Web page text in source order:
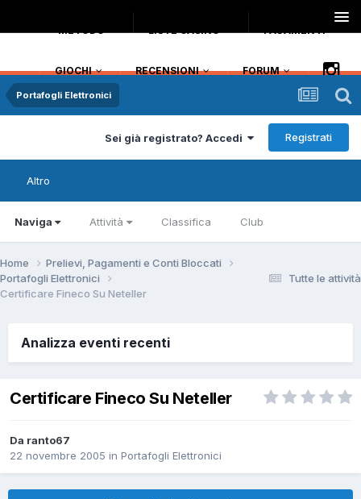
METODO LISTE CASINO PAGAMENTI
GIOCHI RECENSIONI FORUM
Portafogli Elettronici
Sei già registrato? Accedi Registrati
Altro
Naviga Attività Classifica Club
Tutte le attività
Home
Prelievi, Pagamenti e Conti Bloccati
Portafogli Elettronici
Certificare Fineco Su Neteller
Analizza eventi recenti
Certificare Fineco Su Neteller
Da ranto67
22 novembre 2005 in Portafogli Elettronici